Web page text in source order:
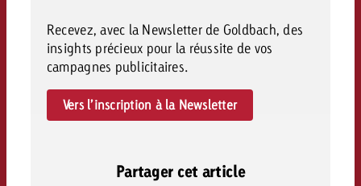
Recevez, avec la Newsletter de Goldbach, des
insights précieux pour la réussite de vos
campagnes publicitaires.
Vers l’inscription à la Newsletter
Partager cet article